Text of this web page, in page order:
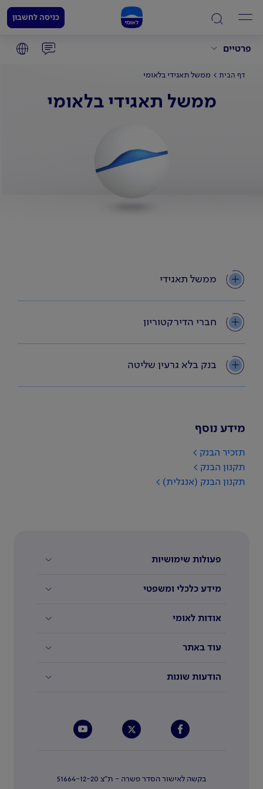
פרטיים
כניסה לחשבון
דף הבית ממשל תאגידי בלאומי
ממשל תאגידי בלאומי
ממשל תאגידי
חברי הדירקטוריון
בנק בלא גרעין שליטה
מידע נוסף
תזכיר הבנק
תקנון הבנק
תקנון הבנק (אנגלית)
פעולות שימושיות
מידע כלכלי ומשפטי
אודות לאומי
עוד באתר
הודעות שונות
בקשה לאישור הסדר פשרה - ת"צ 51664-12-20